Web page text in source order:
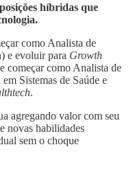
híbridas que
como Analista de
e evoluir para Growth
começar como Analista de
Sistemas de Saúde e
.
agregando valor com seu
novas habilidades
sem o choque